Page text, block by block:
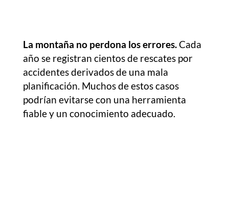
La montaña no perdona los errores.Cada
año se registran cientos de rescates por
accidentes derivados de una mala
planificación. Muchos de estos casos
podrían evitarse con una herramienta
fiable y un conocimiento adecuado.